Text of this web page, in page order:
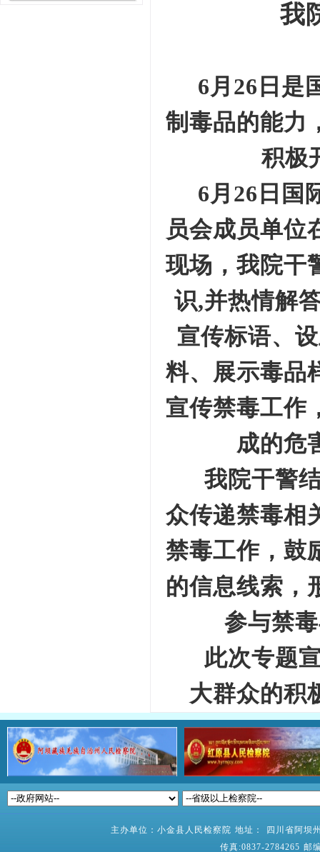
我
6月26日是
制毒品的能力
积极
6月26日国
员会成员单位
现场，我院干
识,并热情解
宣传标语、
料、展示毒品
宣传禁毒工作
成的危
我院干警
众传递禁毒相
禁毒工作，鼓
的信息线索，
参与禁
此次专题
大群众的积
主办单位：小金县人民检察院 地址： 四川省阿坝
传真:0837-2784265 邮